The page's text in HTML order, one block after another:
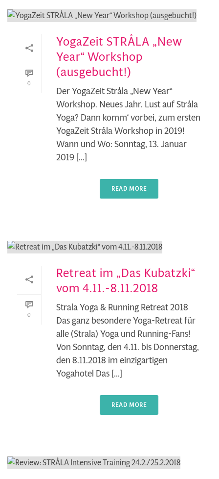
0
YogaZeit STRÅLA „New
Year“ Workshop
(ausgebucht!)
Der YogaZeit Stråla „New Year“
Workshop. Neues Jahr. Lust auf Stråla
Yoga? Dann komm‘ vorbei, zum ersten
YogaZeit Stråla Workshop in 2019!
Wann und Wo: Sonntag, 13. Januar
2019 [...]
READ MORE
0
Retreat im „Das Kubatzki“
vom 4.11.-8.11.2018
Strala Yoga & Running Retreat 2018
Das ganz besondere Yoga-Retreat für
alle (Strala) Yoga und Running-Fans!
Von Sonntag, den 4.11. bis Donnerstag,
den 8.11.2018 im einzigartigen
Yogahotel Das [...]
READ MORE